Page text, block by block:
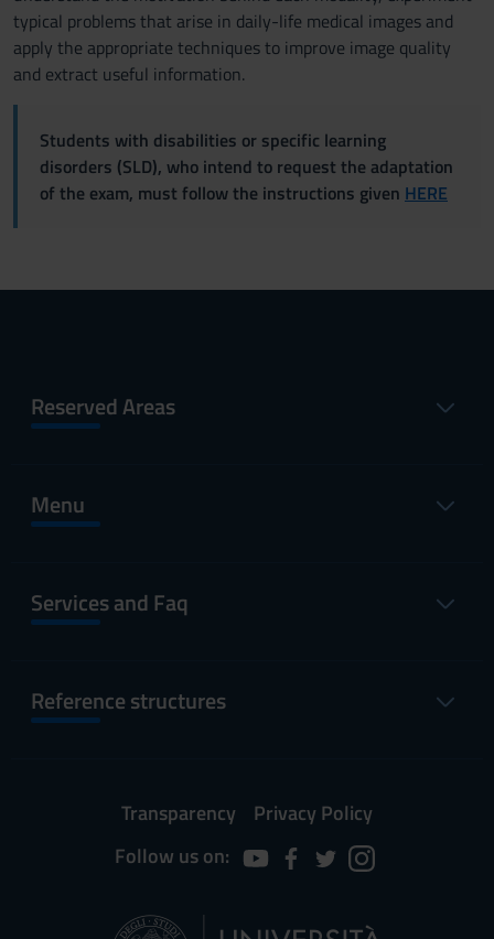
typical problems that arise in daily-life medical images and
apply the appropriate techniques to improve image quality
and extract useful information.
Students with disabilities or specific learning
disorders (SLD), who intend to request the adaptation
of the exam, must follow the instructions given HERE
Reserved Areas
Menu
Services and Faq
Reference structures
Transparency
Privacy Policy
Follow us on: